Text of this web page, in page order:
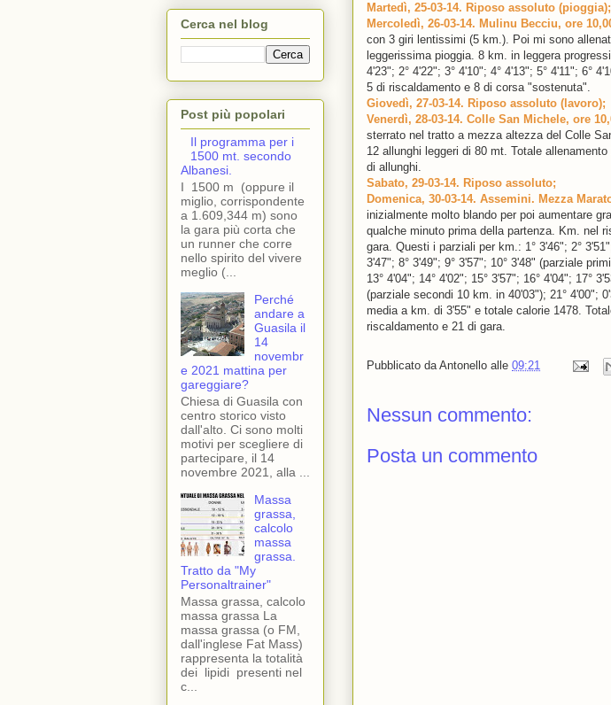
Martedì, 25-03-14. Riposo assoluto (pioggia);
Mercoledì, 26-03-14. Mulinu Becciu, ore
con 3 giri lentissimi (5 km.). Poi mi sono
leggerissima pioggia. 8 km. in leggera
4'23"; 2° 4'22"; 3° 4'10"; 4° 4'13"; 5° 4'11"; 6°
5 di riscaldamento e 8 di corsa "sostenuta".
Giovedì, 27-03-14. Riposo assoluto (lavoro);
Venerdì, 28-03-14. Colle San Michele, ore
sterrato nel tratto a mezza altezza del Colle
12 allunghi leggeri di 80 mt. Totale
di allunghi.
Sabato, 29-03-14. Riposo assoluto;
Domenica, 30-03-14. Assemini. Mezza
inizialmente molto blando per poi aumentare
qualche minuto prima della partenza. Km. nel
gara. Questi i parziali per km.: 1° 3'46"; 2°
3'47"; 8° 3'49"; 9° 3'57"; 10° 3'48" (parziale
13° 4'04"; 14° 4'02"; 15° 3'57"; 16° 4'04"; 17°
(parziale secondi 10 km. in 40'03"); 21° 4'00";
media a km. di 3'55" e totale calorie 1478.
riscaldamento e 21 di gara.
Pubblicato daAntonello alle 09:21
Nessun commento:
Posta un commento
Cerca nel blog
Post più popolari
Il programma per i
1500 mt. secondo
Albanesi.
I 1500 m (oppure il
miglio, corrispondente
a 1.609,344 m) sono
la gara più corta che
un runner che corre
nello spirito del vivere
meglio (...
Perché
andare a
Guasila il
14
novembr
e 2021 mattina per
gareggiare?
Chiesa di Guasila con
centro storico visto
dall'alto. Ci sono molti
motivi per scegliere di
partecipare, il 14
novembre 2021, alla ...
Massa
grassa,
calcolo
massa
grassa.
Tratto da "My
Personaltrainer"
Massa grassa, calcolo
massa grassa La
massa grassa (o FM,
dall'inglese Fat Mass)
rappresenta la totalità
dei lipidi presenti nel
c...